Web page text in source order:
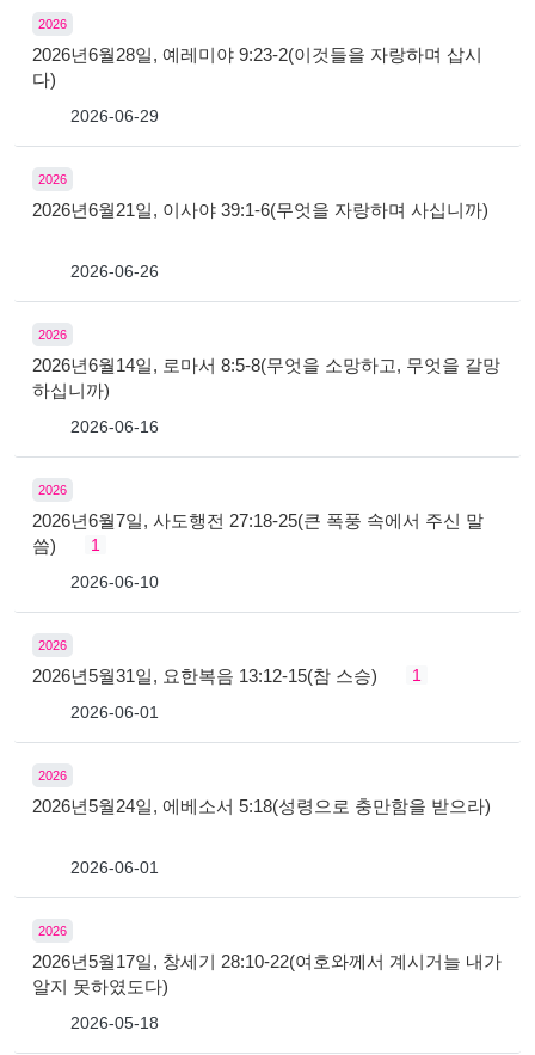
2026
2026년6월28일, 예레미야 9:23-2(이것들을 자랑하며 삽시
다)
2026-06-29
2026
2026년6월21일, 이사야 39:1-6(무엇을 자랑하며 사십니까)
2026-06-26
2026
2026년6월14일, 로마서 8:5-8(무엇을 소망하고, 무엇을 갈망
하십니까)
2026-06-16
2026
2026년6월7일, 사도행전 27:18-25(큰 폭풍 속에서 주신 말
씀)
1
2026-06-10
2026
2026년5월31일, 요한복음 13:12-15(참 스승)
1
2026-06-01
2026
2026년5월24일, 에베소서 5:18(성령으로 충만함을 받으라)
2026-06-01
2026
2026년5월17일, 창세기 28:10-22(여호와께서 계시거늘 내가
알지 못하였도다)
2026-05-18